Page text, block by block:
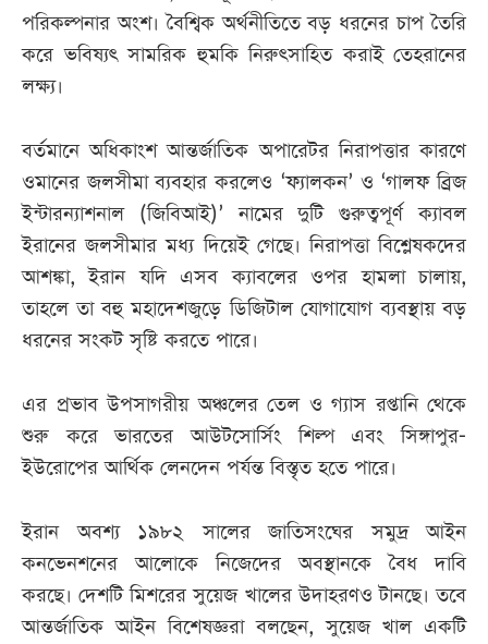
পরিকল্পনার অংশ। বৈশ্বিক অর্থনীতিতে বড় ধরনের চাপ তৈরি
করে ভবিষ্যৎ সামরিক হুমকি নিরুৎসাহিত করাই তেহরানের
লক্ষ্য।
বর্তমানে অধিকাংশ আন্তর্জাতিক অপারেটর নিরাপত্তার কারণে
ওমানের জলসীমা ব্যবহার করলেও ‘ফ্যালকন’ ও ‘গালফ ব্রিজ
ইন্টারন্যাশনাল (জিবিআই)’ নামের দুটি গুরুত্বপূর্ণ ক্যাবল
ইরানের জলসীমার মধ্য দিয়েই গেছে। নিরাপত্তা বিশ্লেষকদের
আশঙ্কা, ইরান যদি এসব ক্যাবলের ওপর হামলা চালায়,
তাহলে তা বহু মহাদেশজুড়ে ডিজিটাল যোগাযোগ ব্যবস্থায় বড়
ধরনের সংকট সৃষ্টি করতে পারে।
এর প্রভাব উপসাগরীয় অঞ্চলের তেল ও গ্যাস রপ্তানি থেকে
শুরু করে ভারতের আউটসোর্সিং শিল্প এবং সিঙ্গাপুর-
ইউরোপের আর্থিক লেনদেন পর্যন্ত বিস্তৃত হতে পারে।
ইরান অবশ্য ১৯৮২ সালের জাতিসংঘের সমুদ্র আইন
কনভেনশনের আলোকে নিজেদের অবস্থানকে বৈধ দাবি
করছে। দেশটি মিশরের সুয়েজ খালের উদাহরণও টানছে। তবে
আন্তর্জাতিক আইন বিশেষজ্ঞরা বলছেন, সুয়েজ খাল একটি